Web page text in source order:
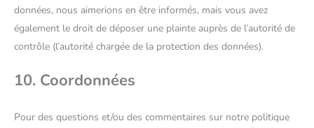
données, nous aimerions en être informés, mais vous avez
également le droit de déposer une plainte auprès de l’autorité de
contrôle (l’autorité chargée de la protection des données).
10. Coordonnées
Pour des questions et/ou des commentaires sur notre politique